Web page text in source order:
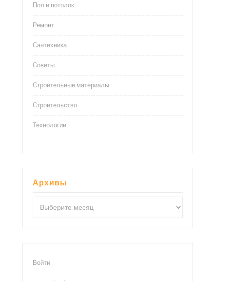
Пол и потолок
Ремонт
Сантехника
Советы
Строительные материалы
Строительство
Технологии
Архивы
Войти